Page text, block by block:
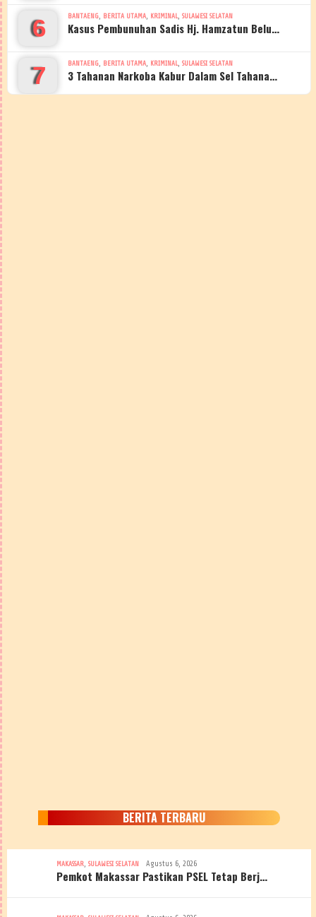
6 BANTAENG, BERITA UTAMA, KRIMINAL, SULAWESI SELATAN
Kasus Pembunuhan Sadis Hj. Hamzatun Belu…
7 BANTAENG, BERITA UTAMA, KRIMINAL, SULAWESI SELATAN
3 Tahanan Narkoba Kabur Dalam Sel Tahana…
BERITA TERBARU
MAKASSAR, SULAWESI SELATAN Agustus 6, 2026
Pemkot Makassar Pastikan PSEL Tetap Berj…